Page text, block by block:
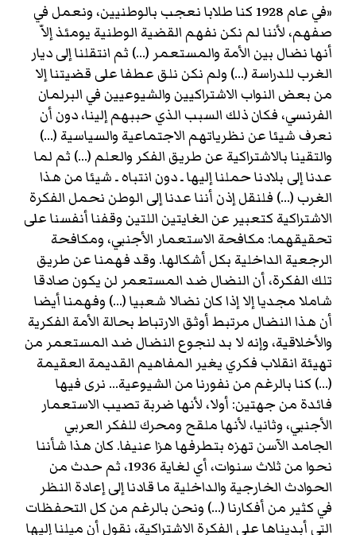
«في عام 1928 كنا طلابا نعجب بالوطنيين، ونعمل في
صفهم، لأننا لم نكن نفهم القضية الوطنية يومئذ إلاّ
أنها نضال بين الأمة والمستعمر (...) ثم انتقلنا إلى ديار
الغرب للدراسة (...) ولم نكن نلق عطفا على قضيتنا إلا
من بعض النواب الاشتراكيين والشيوعيين في البرلمان
الفرنسي، فكان ذلك السبب الذي حببهم إلينا، دون أن
نعرف شيئا عن نظرياتهم الاجتماعية والسياسية (...)
والتقينا بالاشتراكية عن طريق الفكر والعلم (...) ثم لما
عدنا إلى بلادنا حملنا إليها ـ دون انتباه ـ شيئا من هذا
الغرب (...) فلنقل إذن أننا عدنا إلى الوطن نحمل الفكرة
الاشتراكية كتعبير عن الغايتين اللتين وقفنا أنفسنا على
تحقيقهما: مكافحة الاستعمار الأجنبي، ومكافحة
الرجعية الداخلية بكل أشكالها. وقد فهمنا عن طريق
تلك الفكرة، أن النضال ضد المستعمر لن يكون صادقا
شاملا مجديا إلا إذا كان نضالا شعبيا (...) وفهمنا أيضا
أن هذا النضال مرتبط أوثق الارتباط بحالة الأمة الفكرية
والأخلاقية، وإنه لا بد لنجوع النضال ضد المستعمر من
تهيئة انقلاب فكري يغير المفاهيم القديمة العقيمة
(...) كنا بالرغم من نفورنا من الشيوعية... نرى فيها
فائدة من جهتين: أولا، لأنها ضربة تصيب الاستعمار
الأجنبي، وثانيا، لأنها ملقح ومحرك للفكر العربي
الجامد الآسن تهزه بتطرفها هزا عنيفا. كان هذا شأننا
نحوا من ثلاث سنوات، أي لغاية 1936، ثم حدث من
الحوادث الخارجية والداخلية ما قادنا إلى إعادة النظر
في كثير من أفكارنا (...) ونحن بالرغم من كل التحفظات
التي أبديناها على الفكرة الاشتراكية، نقول أن ميلنا إليها